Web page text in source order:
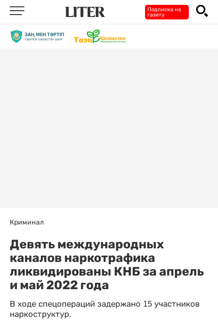
Подписка на
газету
Криминал
Девять международных
каналов наркотрафика
ликвидированы КНБ за апрель
и май 2022 года
В ходе спецопераций задержано 15 участников
наркоструктур.